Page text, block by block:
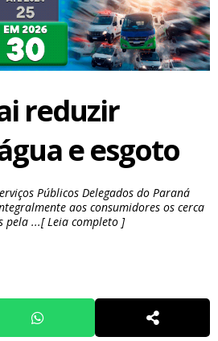
reduzir
e esgoto
Públicos Delegados do Paraná
aos consumidores os cerca
pela ...[ Leia completo ]